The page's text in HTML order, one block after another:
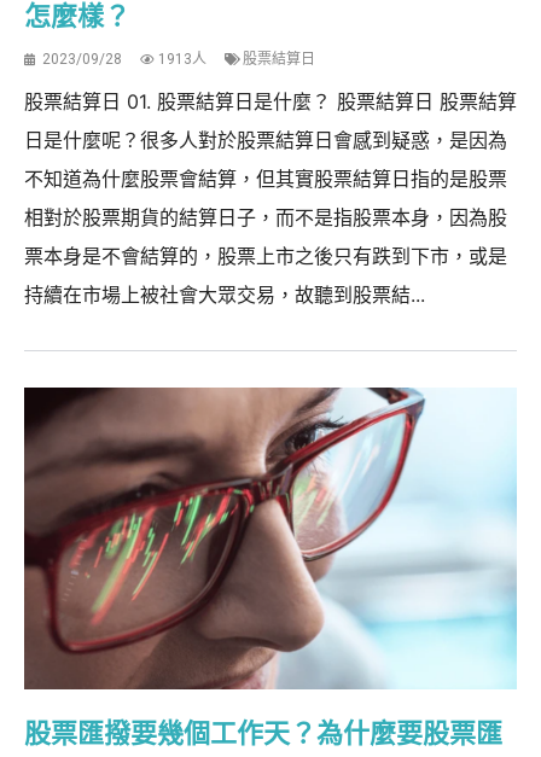
怎麼樣？
2023/09/28 1913人 股票結算日
股票結算日 01. 股票結算日是什麼？ 股票結算日 股票結算
日是什麼呢？很多人對於股票結算日會感到疑惑，是因為
不知道為什麼股票會結算，但其實股票結算日指的是股票
相對於股票期貨的結算日子，而不是指股票本身，因為股
票本身是不會結算的，股票上市之後只有跌到下市，或是
持續在市場上被社會大眾交易，故聽到股票結...
股票匯撥要幾個工作天？為什麼要股票匯